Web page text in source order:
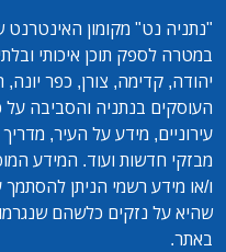
"נתניה נט" מקומון
במטרה לספק תוכן איכותי
יהודה, קדימה, צורן, כפר יונה,
העוסקים בנתניה והסביבה על
עירוניים, מידע על העיר,
מבזקי חדשות ועוד. המידע
ו/או מידע רשמי הניתן
שהיא על נזקים כלשהם
באתר.